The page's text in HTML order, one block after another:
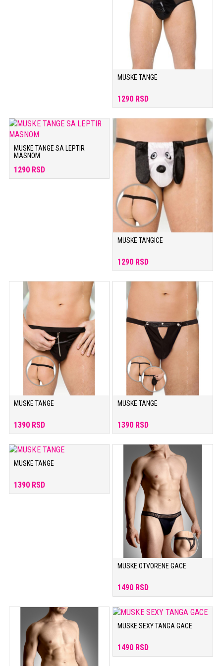
MUSKE TANGE
1290 RSD
MUSKE TANGE SA LEPTIR
MASNOM
1290 RSD
MUSKE TANGICE
1290 RSD
MUSKE TANGE
1390 RSD
MUSKE TANGE
1390 RSD
MUSKE TANGE
1390 RSD
MUSKE OTVORENE GACE
1490 RSD
MUSKE SEXY TANGA GACE
1490 RSD